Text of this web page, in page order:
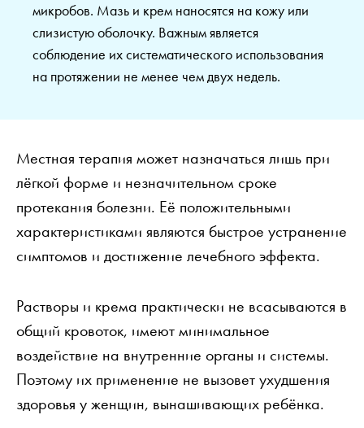
микробов. Мазь и крем наносятся на кожу или
слизистую оболочку. Важным является
соблюдение их систематического использования
на протяжении не менее чем двух недель.
Местная терапия может назначаться лишь при
лёгкой форме и незначительном сроке
протекания болезни. Её положительными
характеристиками являются быстрое устранение
симптомов и достижение лечебного эффекта.
Растворы и крема практически не всасываются в
общий кровоток, имеют минимальное
воздействие на внутренние органы и системы.
Поэтому их применение не вызовет ухудшения
здоровья у женщин, вынашивающих ребёнка.